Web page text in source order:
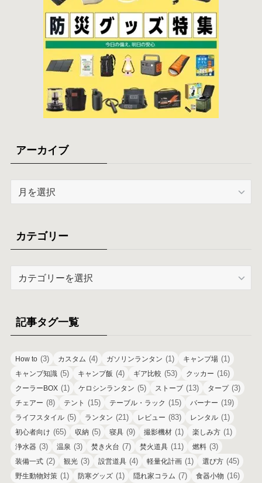
アーカイブ
ブ
カテゴリー
リ
ー
記事タグ一覧
How to (3) カスタム (4) ガソリンランタン (1) キャンプ場 (1)
キャンプ知識 (5) キャンプ飯 (4) ギア比較 (53) クッカー (16)
クーラーBOX (1) ケロシンランタン (5) ストーブ (13) タープ(3)
チェアー (8) テント (15) テーブル・ラック (15) バーナー (19)
ライフスタイル (5) ランタン (21) レビュー (83) レンタル (1)
初心者向け (65) 収納 (5) 寝具 (9) 撮影機材 (1) 楽しみ方 (1)
浄水器 (3) 温泉 (3) 焚き火台 (7) 焚火道具 (11) 燃料 (3)
装備一式 (2) 観光 (3) 設営道具 (4) 軽量化計画 (1) 選び方 (45)
野生動物対策 (1) 防寒グッズ (1) 隠れ家コラム (7) 食器小物 (16)